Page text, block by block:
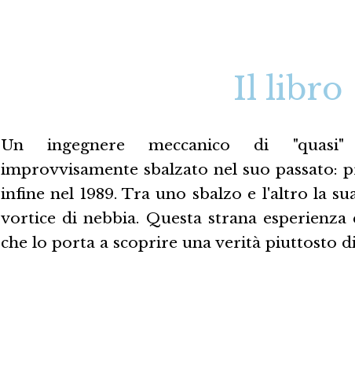
Il libro
Un ingegnere meccanico di
improvvisamente sbalzato nel suo passato:
infine nel 1989. Tra uno sbalzo e l'altro la
vortice di nebbia. Questa strana
che lo porta a scoprire una verità piuttosto